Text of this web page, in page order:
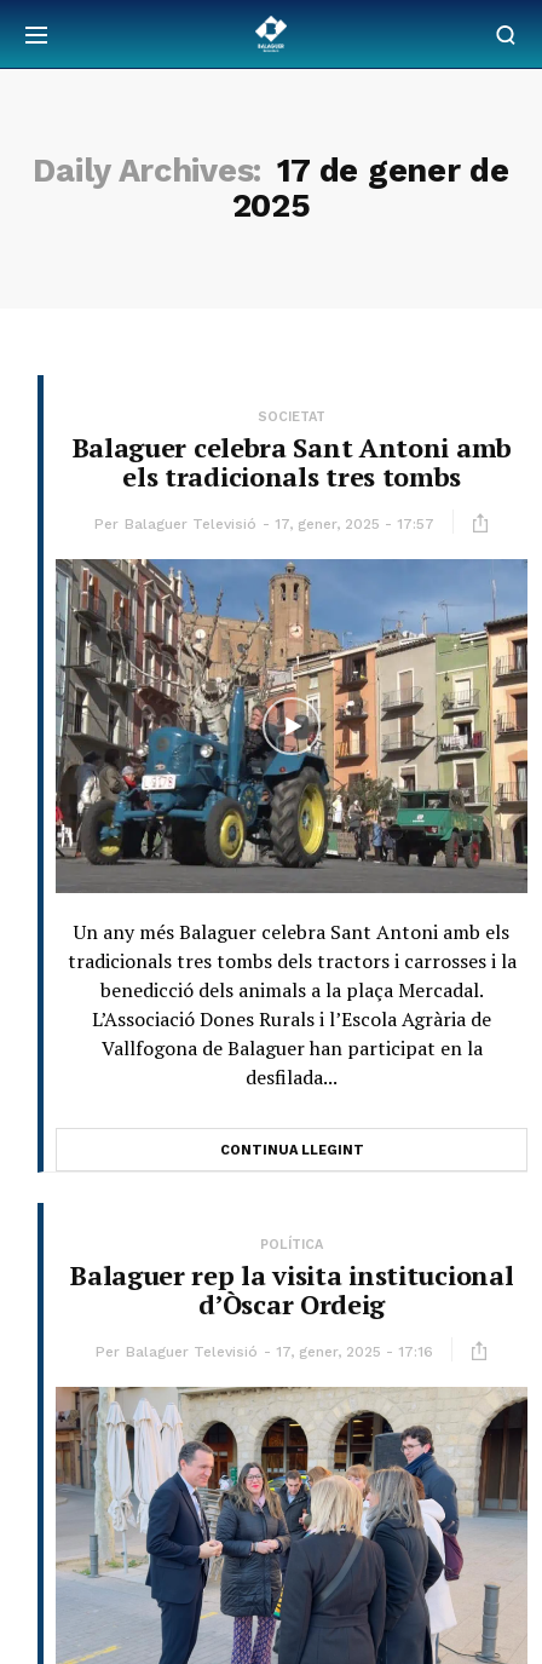
Daily Archives: 17 de gener de
2025
SOCIETAT
Balaguer celebra Sant Antoni amb
els tradicionals tres tombs
Per Balaguer Televisió 17, gener, 2025 - 17:57
Un any més Balaguer celebra Sant Antoni amb els
tradicionals tres tombs dels tractors i carrosses i la
benedicció dels animals a la plaça Mercadal.
L’Associació Dones Rurals i l’Escola Agrària de
Vallfogona de Balaguer han participat en la
desfilada...
CONTINUA LLEGINT
POLÍTICA
Balaguer rep la visita institucional
d’Òscar Ordeig
Per Balaguer Televisió 17, gener, 2025 - 17:16